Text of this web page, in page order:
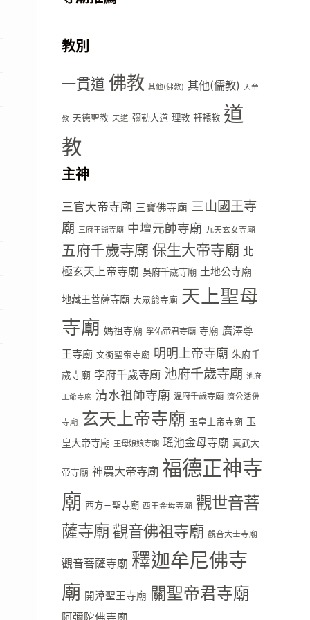
教別
一貫道 佛教 其他(佛教) 其他(儒教) 天帝
教 天德聖教 天道 彌勒大道 理教 軒轅教 道
教
主神
三官大帝寺廟 三寶佛寺廟 三山國王寺
廟 三府王爺寺廟 中壇元帥寺廟 九天玄女寺廟
五府千歲寺廟 保生大帝寺廟 北
極玄天上帝寺廟 吳府千歲寺廟 土地公寺廟
地藏王菩薩寺廟 大眾爺寺廟 天上聖母
寺廟 媽祖寺廟 孚佑帝君寺廟 寺廟 廣澤尊
王寺廟 文衡聖帝寺廟 明明上帝寺廟 朱府千
歲寺廟 李府千歲寺廟 池府千歲寺廟 池府
王爺寺廟 清水祖師寺廟 溫府千歲寺廟 濟公活佛
寺廟 玄天上帝寺廟 玉皇上帝寺廟 玉
皇大帝寺廟 王母娘娘寺廟 瑤池金母寺廟 真武大
帝寺廟 神農大帝寺廟 福德正神寺
廟 西方三聖寺廟 西王金母寺廟 觀世音菩
薩寺廟觀音佛祖寺廟 觀音大士寺廟
觀音菩薩寺廟 釋迦牟尼佛寺
廟 開漳聖王寺廟 關聖帝君寺廟